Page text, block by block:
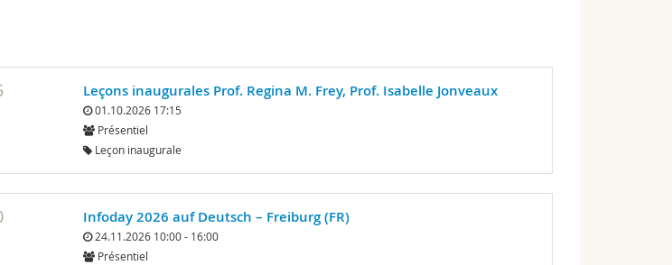
Leçons inaugurales Prof. Regina M. Frey, Prof. Isabelle Jonveaux
01.10.2026 17:15
Présentiel
Leçon inaugurale
Infoday 2026 auf Deutsch – Freiburg (FR)
24.11.2026 10:00 - 16:00
Présentiel